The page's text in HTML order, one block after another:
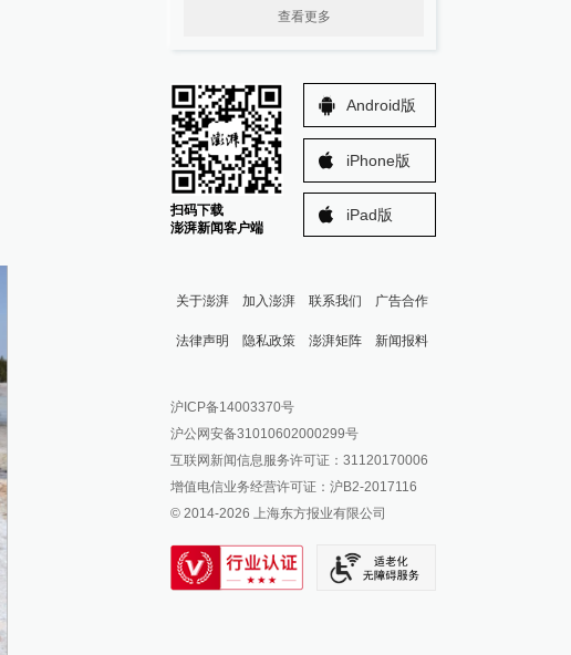
查看更多
扫码下载
澎湃新闻客户端
Android版
iPhone版
iPad版
关于澎湃 加入澎湃 联系我们 广告合作
法律声明 隐私政策 澎湃矩阵
澎湃新闻公众号
澎湃新闻抖音号
派生万物开放平台
IP SHANGHAI
SIXTH TONE
新闻报料
报料邮箱: news@thepaper.cn
沪ICP备14003370号
沪公网安备31010602000299号
互联网新闻信息服务许可证：31120170006
增值电信业务经营许可证：沪B2-2017116
© 2014-2026 上海东方报业有限公司